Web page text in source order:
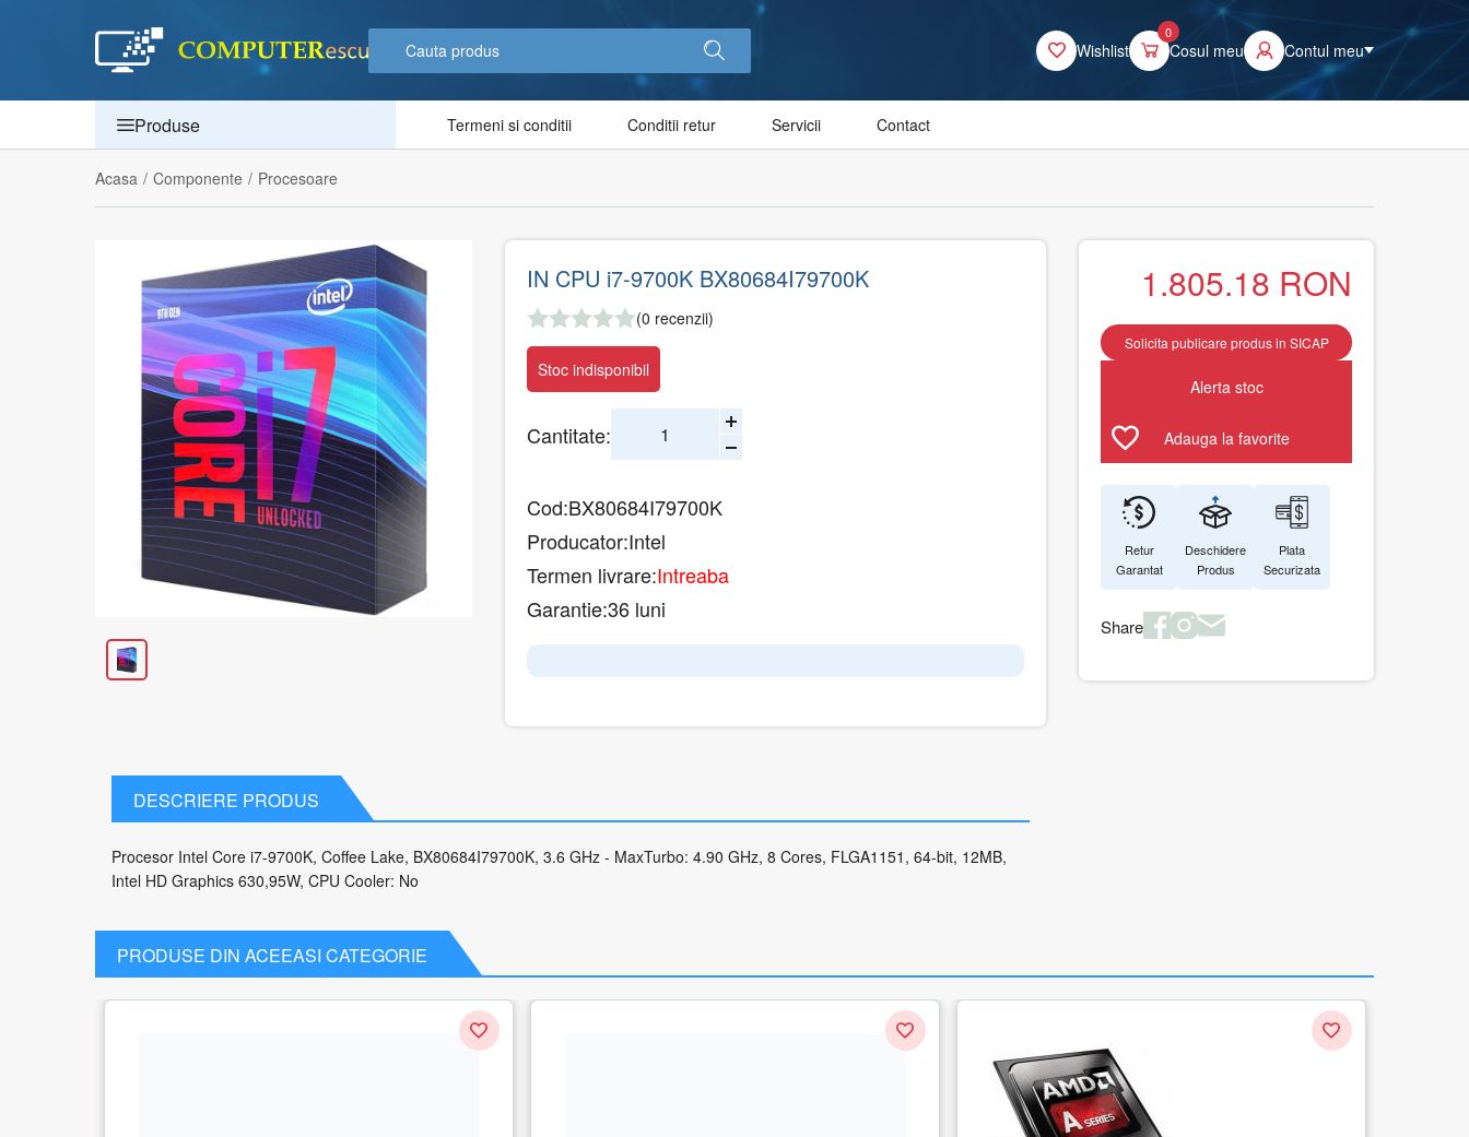
Wishlist
0
Cosul meu Contul meu
Produse Termeni si conditii Conditii retur Servicii Contact
Acasa / Componente / Procesoare
IN CPU i7-9700K BX80684I79700K
(0 recenzii)
Stoc indisponibil
Cantitate:
Cod:BX80684I79700K
Producator:Intel
Termen livrare:Intreaba
Garantie:36 luni
DESCRIERE PRODUS
Procesor Intel Core i7-9700K, Coffee Lake, BX80684I79700K, 3.6 GHz - MaxTurbo: 4.90 GHz, 8 Cores, FLGA1151, 64-bit, 12MB,
Intel HD Graphics 630,95W, CPU Cooler: No
1.805.18 RON
Solicita publicare produs in SICAP
Alerta stoc
Adauga la favorite
Retur
Garantat
Deschidere
Produs
Plata
Securizata
Share
PRODUSE DIN ACEEASI CATEGORIE